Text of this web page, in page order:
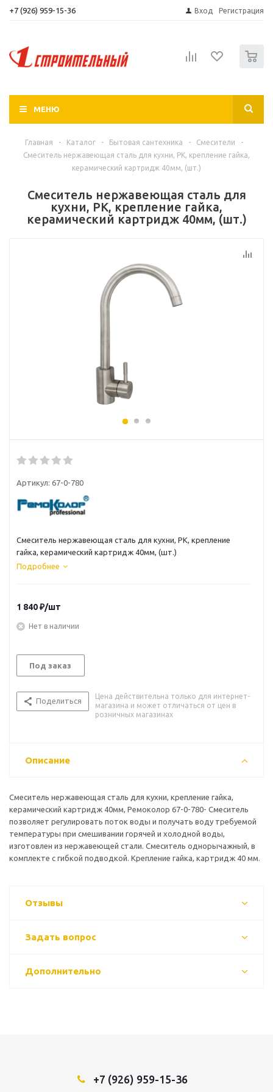
+7 (926) 959-15-36 Вход Регистрация
МЕНЮ
Главная - Каталог - Бытовая сантехника - Смесители
-
Смеситель нержавеющая сталь для кухни, РК, крепление гайка,
керамический картридж 40мм, (шт.)
Смеситель нержавеющая сталь для
кухни, РК, крепление гайка,
керамический картридж 40мм, (шт.)
Артикул: 67-0-780
Смеситель нержавеющая сталь для кухни, РК, крепление
гайка, керамический картридж 40мм, (шт.)
Подробнее
1 840₽/шт
Нет в наличии
Под заказ
Поделиться
Цена действительна только для интернет-
магазина и может отличаться от цен в
розничных магазинах
Описание
Смеситель нержавеющая сталь для кухни, крепление гайка,
керамический картридж 40мм, Ремоколор 67-0-780- Смеситель
позволяет регулировать поток воды и получать воду требуемой
температуры при смешивании горячей и холодной воды,
изготовлен из нержавеющей стали. Смеситель однорычажный, в
комплекте с гибкой подводкой. Крепление гайка, картридж 40 мм.
Отзывы
Задать вопрос
Дополнительно
+7 (926) 959-15-36